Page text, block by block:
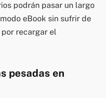
podrán pasar un largo
eBook sin sufrir de
recargar el
pesadas en